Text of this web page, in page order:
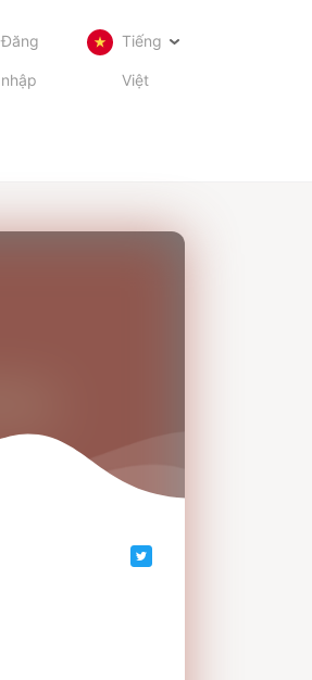
Đăng
nhập
Tiếng
Việt